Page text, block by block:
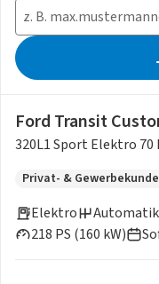
Ford Transit
320L1 Sport Elektro 70
Privat- &
Elektro
218 PS (160 kW)
Automatik